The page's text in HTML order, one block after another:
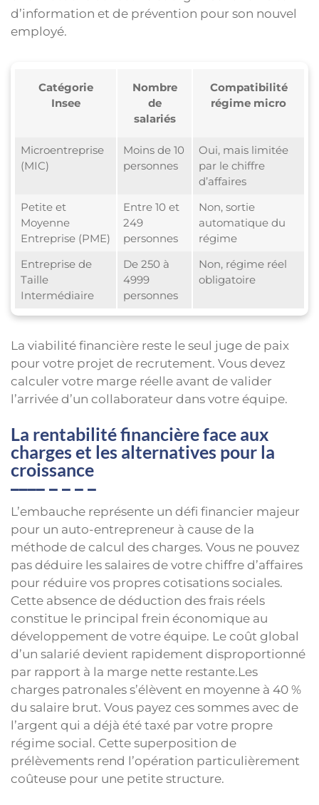
d’information et de prévention pour son nouvel
employé.
Catégorie
Insee
Nombre
de
salariés
Compatibilité
régime micro
Microentreprise
(MIC)
Moins de 10
personnes
Oui, mais limitée
par le chiffre
d’affaires
Petite et
Moyenne
Entreprise (PME)
Entre 10 et
249
personnes
Non, sortie
automatique du
régime
Entreprise de
Taille
Intermédiaire
De 250 à
4999
personnes
Non, régime réel
obligatoire
La viabilité financière reste le seul juge de paix
pour votre projet de recrutement. Vous devez
calculer votre marge réelle avant de valider
l’arrivée d’un collaborateur dans votre équipe.
La rentabilité financière face aux
charges et les alternatives pour la
croissance
L’embauche représente un défi financier majeur
pour un auto-entrepreneur à cause de la
méthode de calcul des charges. Vous ne pouvez
pas déduire les salaires de votre chiffre d’affaires
pour réduire vos propres cotisations sociales.
Cette absence de déduction des frais réels
constitue le principal frein économique au
développement de votre équipe. Le coût global
d’un salarié devient rapidement disproportionné
par rapport à la marge nette restante.Les
charges patronales s’élèvent en moyenne à 40 %
du salaire brut. Vous payez ces sommes avec de
l’argent qui a déjà été taxé par votre propre
régime social. Cette superposition de
prélèvements rend l’opération particulièrement
coûteuse pour une petite structure.